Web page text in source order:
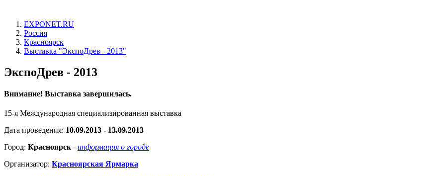
EXPONET.RU
Россия
Красноярск
Выставка "ЭкспоДрев - 2013"
ЭкспоДрев - 2013
Внимание! Выставка завершилась.
15-я Международная специализированная выставка
Дата проведения: 10.09.2013 - 13.09.2013
Город: Красноярск - информация о городе
Организатор: Красноярская Ярмарка